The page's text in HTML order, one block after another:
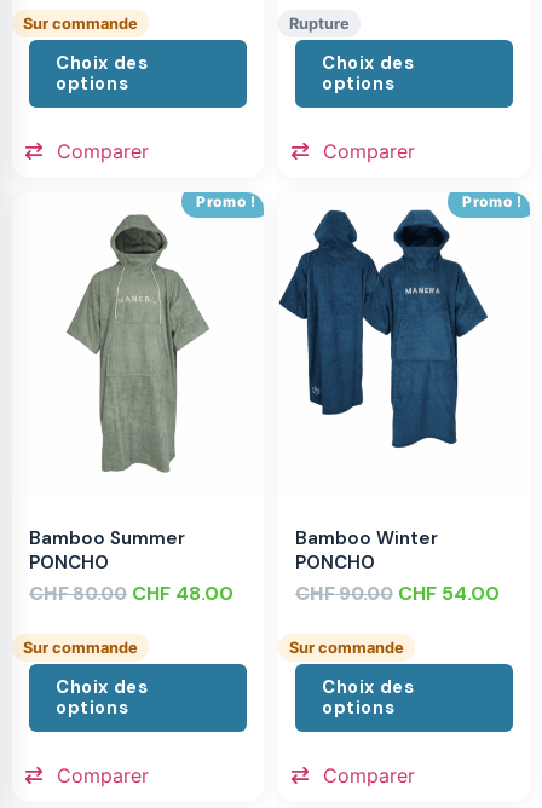
Sur commande
Choix des
options
Comparer
Rupture
Choix des
options
Comparer
Promo !
Bamboo Summer
PONCHO
CHF80.00 CHF 48.00
Sur commande
Choix des
options
Comparer
Promo !
Bamboo Winter
PONCHO
CHF90.00 CHF 54.00
Sur commande
Choix des
options
Comparer